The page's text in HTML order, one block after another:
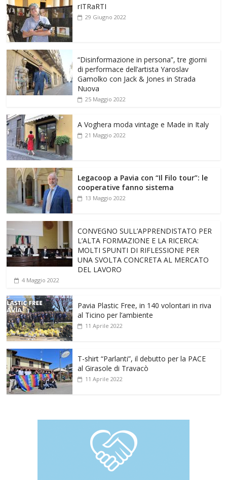
rITRaRTI
29 Giugno 2022
“Disinformazione in persona”, tre giorni
di performace dell’artista Yaroslav
Gamolko con Jack & Jones in Strada
Nuova
25 Maggio 2022
A Voghera moda vintage e Made in Italy
21 Maggio 2022
Legacoop a Pavia con “Il Filo tour”: le
cooperative fanno sistema
13 Maggio 2022
CONVEGNO SULL’APPRENDISTATO PER
L’ALTA FORMAZIONE E LA RICERCA:
MOLTI SPUNTI DI RIFLESSIONE PER
UNA SVOLTA CONCRETA AL MERCATO
DEL LAVORO
4 Maggio 2022
Pavia Plastic Free, in 140 volontari in riva
al Ticino per l’ambiente
11 Aprile 2022
T-shirt “Parlanti”, il debutto per la PACE
al Girasole di Travacò
11 Aprile 2022